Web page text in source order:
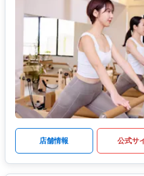
店舗情報 公式サ